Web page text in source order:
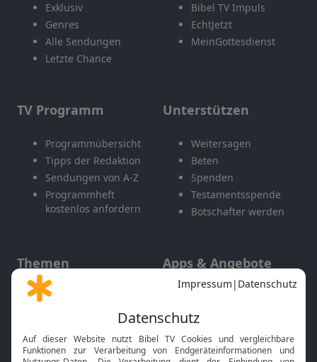
Exklusiv
Genres
Alle Sendungen
Letzte Chance
Bibel TV Impuls
EchtJetzt
MeinGottesdienst
TV Programm
Programmübersicht
Tipps der Redaktion
Sendungen von A-Z
Programmheft
kostenlos anfordern
Unterstützen
Weitersagen
Beten
Spenden
Testamentsspende
Botschafter werden
Themen
Gott und Bibel erklärt
Neuigkeiten
Apps & Angebote
Mobile App
Smart TV